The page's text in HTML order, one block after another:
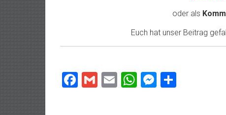
oder als
Euch hat unser Beitrag
Facebook
GmailEmailWhatsApp
Messenger